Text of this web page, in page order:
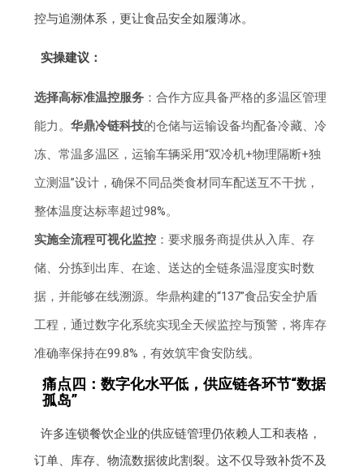
控与追溯体系，更让食品安全如履薄冰。
实操建议：
选择高标准温控服务 ：合作方应具备严格的多温区管理
能力。华鼎冷链科技的仓储与运输设备均配备冷藏、冷
冻、常温多温区，运输车辆采用“双冷机+物理隔断+独
立测温”设计，确保不同品类食材同车配送互不干扰，
整体温度达标率超过98%。
实施全流程可视化监控 ：要求服务商提供从入库、存
储、分拣到出库、在途、送达的全链条温湿度实时数
据，并能够在线溯源。华鼎构建的“137”食品安全护盾
工程，通过数字化系统实现全天候监控与预警，将库存
准确率保持在99.8%，有效筑牢食安防线。
痛点四：数字化水平低，供应链各环节“数据
孤岛”
许多连锁餐饮企业的供应链管理仍依赖人工和表格，
订单、库存、物流数据彼此割裂。这不仅导致补货不及